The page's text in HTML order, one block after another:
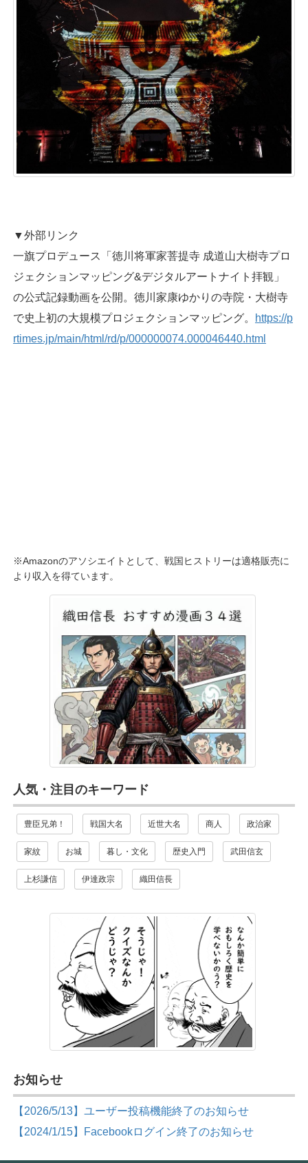
▼外部リンク
一旗プロデュース「徳川将軍家菩提寺 成道山大樹寺プロ
ジェクションマッピング&デジタルアートナイト拝観」
の公式記録動画を公開。徳川家康ゆかりの寺院・大樹寺
で史上初の大規模プロジェクションマッピング。
https://p
rtimes.jp/main/html/rd/p/000000074.000046440.html
※Amazonのアソシエイトとして、戦国ヒストリーは適格販売に
より収入を得ています。
人気・注目のキーワード
豊臣兄弟！ 戦国大名 近世大名 商人 政治家
家紋 お城 暮し・文化 歴史入門 武田信玄
上杉謙信 伊達政宗 織田信長
お知らせ
【2026/5/13】ユーザー投稿機能終了のお知らせ
【2024/1/15】Facebookログイン終了のお知らせ